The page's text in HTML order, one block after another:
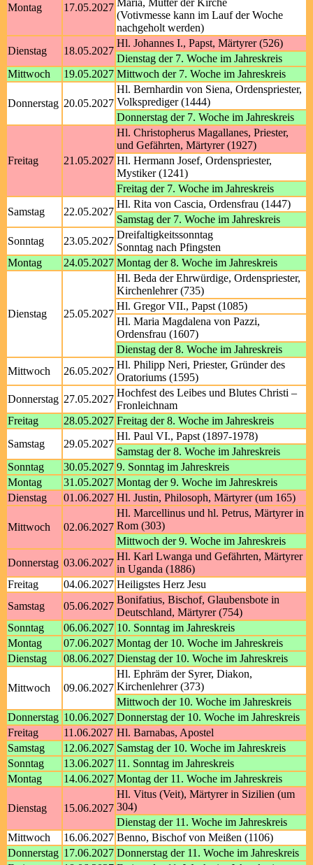
Montag 17.05.2027 Maria, Mutter der Kirche
(Votivmesse kann im Lauf der Woche
nachgeholt werden)
Dienstag
18.05.2027
Hl. Johannes I., Papst, Märtyrer (526)
Dienstag der 7. Woche im Jahreskreis
Mittwoch
19.05.2027 Mittwoch der 7. Woche im Jahreskreis
Donnerstag 20.05.2027
Hl. Bernhardin von Siena, Ordenspriester,
Volksprediger (1444)
Donnerstag der 7. Woche im Jahreskreis
Freitag 21.05.2027
Hl. Christopherus Magallanes, Priester,
und Gefährten, Märtyrer (1927)
Hl. Hermann Josef, Ordenspriester,
Mystiker (1241)
Freitag der 7. Woche im Jahreskreis
Samstag
22.05.2027
Hl. Rita von Cascia, Ordensfrau (1447)
Samstag der 7. Woche im Jahreskreis
Sonntag
23.05.2027
Dreifaltigkeitssonntag
Sonntag nach Pfingsten
Montag
24.05.2027 Montag der 8. Woche im Jahreskreis
Dienstag 25.05.2027
Hl. Beda der Ehrwürdige, Ordenspriester,
Kirchenlehrer (735)
Hl. Gregor VII., Papst (1085)
Hl. Maria Magdalena von Pazzi,
Ordensfrau (1607)
Dienstag der 8. Woche im Jahreskreis
Mittwoch
26.05.2027
Hl. Philipp Neri, Priester, Gründer des
Oratoriums (1595)
Donnerstag 27.05.2027
Hochfest des Leibes und Blutes Christi –
Fronleichnam
Freitag
28.05.2027 Freitag der 8. Woche im Jahreskreis
Samstag
29.05.2027
Hl. Paul VI., Papst (1897-1978)
Samstag der 8. Woche im Jahreskreis
Sonntag
30.05.2027 9. Sonntag im Jahreskreis
Montag
31.05.2027 Montag der 9. Woche im Jahreskreis
Dienstag
01.06.2027 Hl. Justin, Philosoph, Märtyrer (um 165)
Mittwoch 02.06.2027
Hl. Marcellinus und hl. Petrus, Märtyrer in
Rom (303)
Mittwoch der 9. Woche im Jahreskreis
Donnerstag 03.06.2027
Hl. Karl Lwanga und Gefährten, Märtyrer
in Uganda (1886)
Freitag
04.06.2027 Heiligstes Herz Jesu
Samstag
05.06.2027
Bonifatius, Bischof, Glaubensbote in
Deutschland, Märtyrer (754)
Sonntag
06.06.2027 10. Sonntag im Jahreskreis
Montag
07.06.2027 Montag der 10. Woche im Jahreskreis
Dienstag
08.06.2027 Dienstag der 10. Woche im Jahreskreis
Mittwoch 09.06.2027
Hl. Ephräm der Syrer, Diakon,
Kirchenlehrer (373)
Mittwoch der 10. Woche im Jahreskreis
Donnerstag 10.06.2027 Donnerstag der 10. Woche im Jahreskreis
Freitag
11.06.2027 Hl. Barnabas, Apostel
Samstag
12.06.2027 Samstag der 10. Woche im Jahreskreis
Sonntag
13.06.2027 11. Sonntag im Jahreskreis
Montag
14.06.2027 Montag der 11. Woche im Jahreskreis
Dienstag 15.06.2027
Hl. Vitus (Veit), Märtyrer in Sizilien (um
304)
Dienstag der 11. Woche im Jahreskreis
Mittwoch
16.06.2027 Benno, Bischof von Meißen (1106)
Donnerstag 17.06.2027 Donnerstag der 11. Woche im Jahreskreis